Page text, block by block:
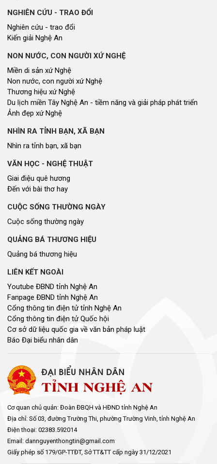
NGHIÊN CỨU - TRAO ĐỔI
Nghiên cứu - trao đổi
Kiến giải Nghệ An
NON NƯỚC, CON NGƯỜI XỨ NGHỆ
Miền di sản xứ Nghệ
Non nước, con người xứ Nghệ
Thương hiệu xứ Nghệ
Du lịch miền Tây Nghệ An - tiềm năng và giải pháp phát triển
Ảnh đẹp xứ Nghệ
NHÌN RA TỈNH BẠN, XÃ BẠN
Nhìn ra tỉnh bạn, xã bạn
VĂN HỌC - NGHỆ THUẬT
Giai điệu quê hương
Đến với bài thơ hay
CUỘC SỐNG THƯỜNG NGÀY
Cuộc sống thường ngày
QUẢNG BÁ THƯƠNG HIỆU
Quảng bá thương hiệu
LIÊN KẾT NGOÀI
Youtube ĐBND tỉnh Nghệ An
Fanpage ĐBND tỉnh Nghệ An
Cổng thông tin điện tử tỉnh Nghệ An
Cổng thông tin điện tử Quốc hội
Cơ sở dữ liệu quốc gia về văn bản pháp luật
Báo Đại biểu nhân dân
Cơ quan chủ quản: Đoàn ĐBQH và HĐND tỉnh Nghệ An
Địa chỉ: Số 03, đường Trường Thi, phường Trường Vinh, tỉnh Nghệ An
Điện thoại: 02383.592014
Email: dannguyenthongtin@gmail.com
Giấy phép số 179/GP-TTĐT, Sở TT&TT cấp ngày 31/12/2021